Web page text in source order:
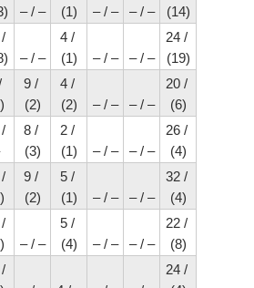
– / –
(1)
– / – – / –
(14)
– / –
4 /
(1)
– / – – / –
24 /
(19)
9 /
(2)
4 /
(2)
– / – – / –
20 /
(6)
8 /
(3)
2 /
(1)
– / – – / –
26 /
(4)
9 /
(2)
5 /
(1)
– / – – / –
32 /
(4)
– / –
5 /
(4)
– / – – / –
22 /
(8)
24 /